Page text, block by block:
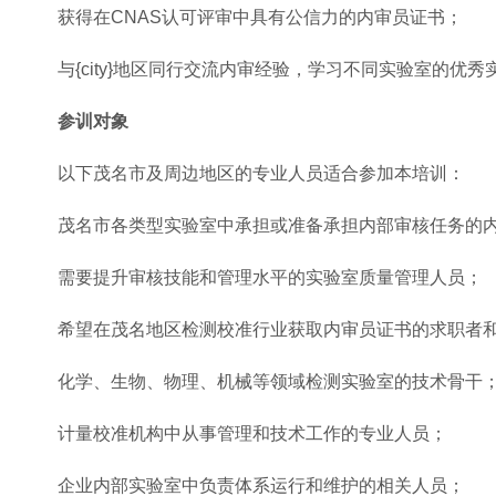
获得在CNAS认可评审中具有公信力的内审员证书；
与{city}地区同行交流内审经验，学习不同实验室的优秀
参训对象
以下茂名市及周边地区的专业人员适合参加本培训：
茂名市各类型实验室中承担或准备承担内部审核任务的
需要提升审核技能和管理水平的实验室质量管理人员；
希望在茂名地区检测校准行业获取内审员证书的求职者
化学、生物、物理、机械等领域检测实验室的技术骨干；
计量校准机构中从事管理和技术工作的专业人员；
企业内部实验室中负责体系运行和维护的相关人员；